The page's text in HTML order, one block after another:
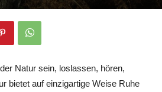
Natur sein, loslassen, hören,
bietet auf einzigartige Weise Ruhe